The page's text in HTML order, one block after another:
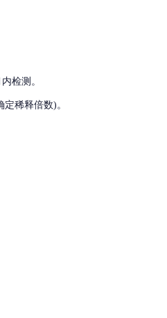
检测。
稀释倍数)。